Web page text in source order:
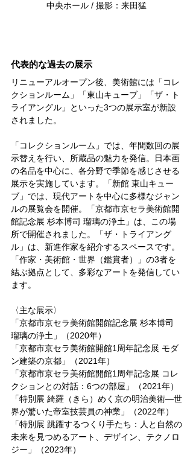
中央ホール / 撮影：来田猛
代表的な過去の展示
リニューアルオープン後、美術館には「コレ
クションルーム」「東山キューブ」「ザ・ト
ライアングル」といった3つの展示室が新設
されました。
「コレクションルーム」では、年間数回の展
示替えを行い、所蔵品の魅力を発信。日本画
の名品を中心に、各分野で季節を感じさせる
展示を実施しています。「新館 東山キュー
ブ」では、現代アートを中心に多様なジャン
ルの展覧会を開催。「京都市京セラ美術館開
館記念展 杉本博司 瑠璃の浄土」は、この場
所で開催されました。「ザ・トライアング
ル」は、新進作家を紹介するスペースです。
「作家・美術館・世界（鑑賞者）」の3者を
結ぶ拠点として、多彩なアートを発信してい
ます。
〈主な展示〉
「京都市京セラ美術館開館記念展 杉本博司
瑠璃の浄土」（2020年）
「京都市京セラ美術館開館1周年記念展 モダ
ン建築の京都」（2021年）
「京都市京セラ美術館開館1周年記念展 コレ
クションとの対話：6つの部屋」（2021年）
「特別展 綺羅（きら）めく京の明治美術―世
界が驚いた帝室技芸員の神業」（2022年）
「特別展 跳躍するつくり手たち：人と自然の
未来を見つめるアート、デザイン、テクノロ
ジー」（2023年）